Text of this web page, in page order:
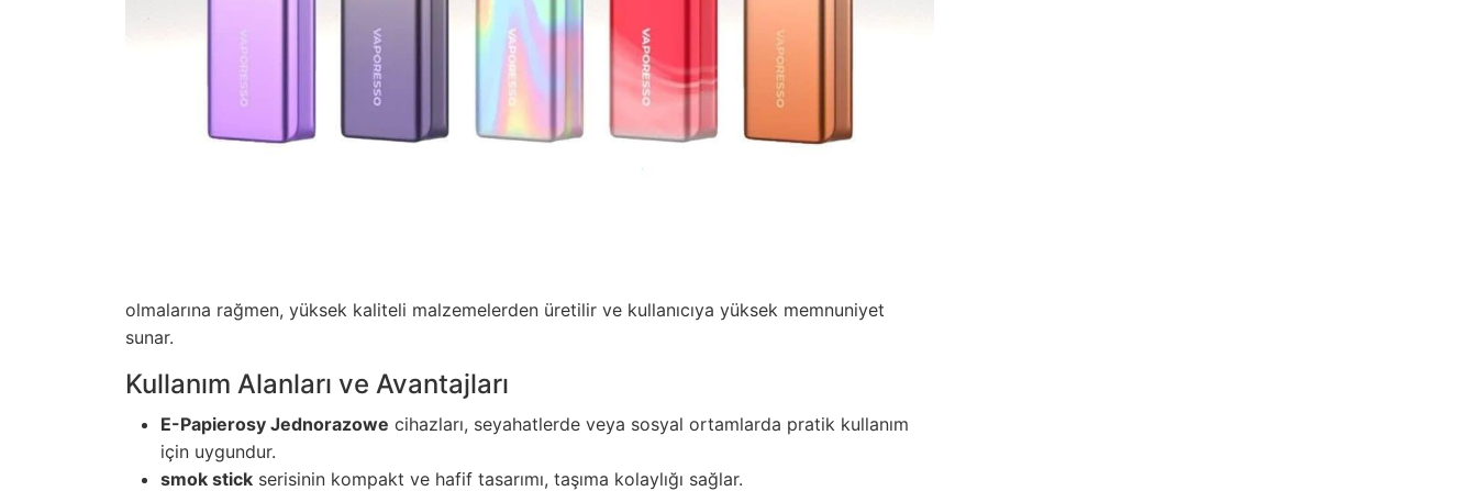
olmalarına rağmen, yüksek kaliteli malzemelerden üretilir ve kullanıcıya yüksek memnuniyet
sunar.
Kullanım Alanları ve Avantajları
E-Papierosy Jednorazowe cihazları, seyahatlerde veya sosyal ortamlarda pratik kullanım
için uygundur.
smok stick serisinin kompakt ve hafif tasarımı, taşıma kolaylığı sağlar.